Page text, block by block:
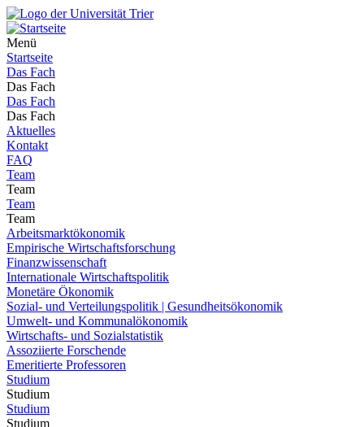
Menü
Startseite
Das Fach
Das Fach
Das Fach
Das Fach
Aktuelles
Kontakt
FAQ
Team
Team
Team
Team
Arbeitsmarktökonomik
Empirische Wirtschaftsforschung
Finanzwissenschaft
Internationale Wirtschaftspolitik
Monetäre Ökonomik
Sozial- und Verteilungspolitik | Gesundheitsökonomik
Umwelt- und Kommunalökonomik
Wirtschafts- und Sozialstatistik
Assoziierte Forschende
Emeritierte Professoren
Studium
Studium
Studium
Studium